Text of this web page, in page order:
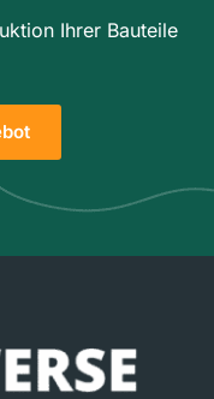
Ihrer Bauteile